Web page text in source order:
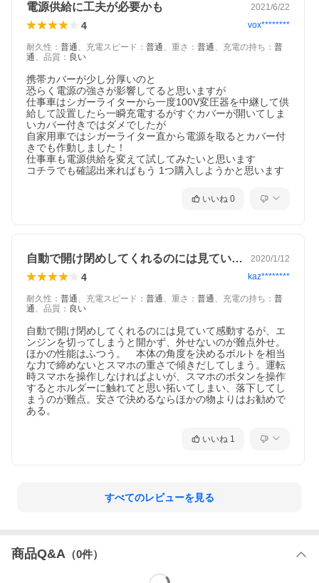
電源供給に工夫が必要かも 2021/6/22
4 vox********
耐久性 ： 普通、 充電スピード ： 普通、 重さ ： 普通、 充電の持ち ： 普
通、 品質 ： 良い
携帯カバーが少し分厚いのと
恐らく電源の強さが影響してると思いますが
仕事車はシガーライターから一度100V変圧器を中継して供
給して設置したら一瞬充電するがすぐカバーが開いてしま
いカバー付きではダメでしたが
自家用車ではシガーライター直から電源を取るとカバー付
きでも作動しました！
仕事車も電源供給を変えて試してみたいと思います
コチラでも確認出来ればもう 1つ購入しようかと思います
いいね 0
自動で開け閉めしてくれるのには見ていて… 2020/1/12
4 kaz********
耐久性 ： 普通、 充電スピード ： 普通、 重さ ： 普通、 充電の持ち ： 普
通、 品質 ： 良い
自動で開け閉めしてくれるのには見ていて感動するが、エ
ンジンを切ってしまうと開かず、外せないのが難点外せ。
ほかの性能はふつう。　本体の角度を決めるボルトを相当
な力で締めないとスマホの重さで傾きだしてしまう。運転
時スマホを操作しなければよいが、スマホのボタンを操作
するとホルダーに触れてと思い拓いてしまい、落下してし
まうのが難点。安さで決めるならほかの物よりはお勧めで
ある。
いいね 1
すべてのレビューを見る
商品Q&A （0件）